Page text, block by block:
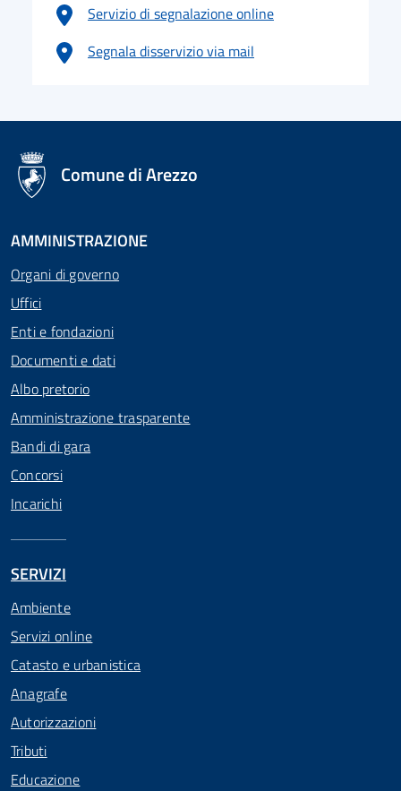
Servizio di segnalazione online
Segnala disservizio via mail
logo Unione Europea
Comune di Arezzo
AMMINISTRAZIONE
Organi di governo
Uffici
Enti e fondazioni
Documenti e dati
Albo pretorio
Amministrazione trasparente
Bandi di gara
Concorsi
Incarichi
SERVIZI
Ambiente
Servizi online
Catasto e urbanistica
Anagrafe
Autorizzazioni
Tributi
Educazione